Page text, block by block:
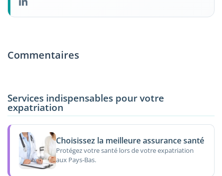
Commentaires
Services indispensables pour votre
expatriation
Choisissez la meilleure assurance santé
Protégez votre santé lors de votre expatriation
aux Pays-Bas.